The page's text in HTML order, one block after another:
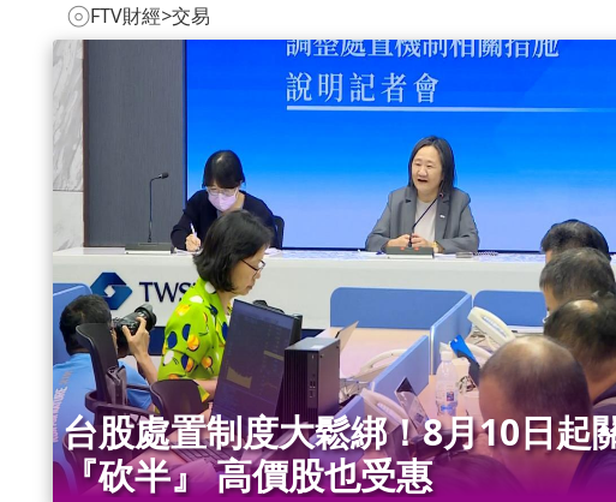
FTV財經>交易
台股處置制度大鬆綁！8月10日起
『砍半』 高價股也受惠